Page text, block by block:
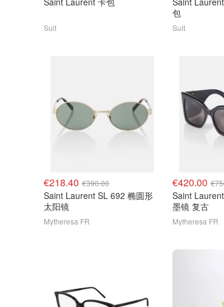
Suit
包
Suit
€218.40 €390.00
Saint Laurent SL 692 椭圆形
太阳镜
Mytheresa FR
€420.00
Saint
墨镜 复古
Mytheresa FR